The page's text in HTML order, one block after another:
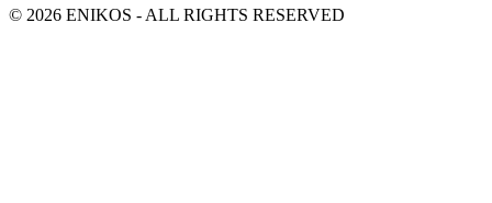
© 2026 ENIKOS - ALL RIGHTS RESERVED